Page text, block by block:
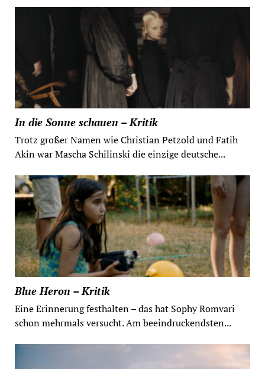
In die Sonne schauen – Kritik
Trotz großer Namen wie Christian Petzold und Fatih
Akin war Mascha Schilinski die einzige deutsche...
Blue Heron – Kritik
Eine Erinnerung festhalten – das hat Sophy Romvari
schon mehrmals versucht. Am beeindruckendsten...